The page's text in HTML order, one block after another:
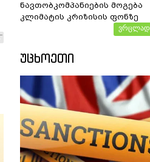
ნავთობკომპანიების მოგება
კლიმატის კრიზისის ფონზე
ვრცლად
ᲣᲪᲮᲝᲔᲗᲘ